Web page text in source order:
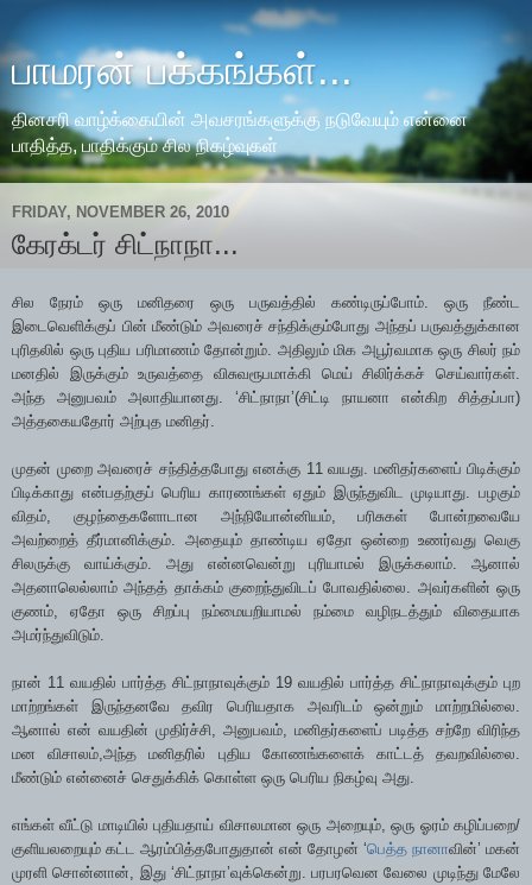
பாமரன் பக்கங்கள்...
தினசரி வாழ்க்கையின் அவசரங்களுக்கு நடுவேயும் என்னை
பாதித்த, பாதிக்கும் சில நிகழ்வுகள்
FRIDAY, NOVEMBER 26, 2010
கேரக்டர் சிட்நாநா...
சில நேரம் ஒரு மனிதரை ஒரு பருவத்தில் கண்டிருப்போம். ஒரு நீண்ட
இடைவெளிக்குப் பின் மீண்டும் அவரைச் சந்திக்கும்போது அந்தப் பருவத்துக்கான
புரிதலில் ஒரு புதிய பரிமாணம் தோன்றும். அதிலும் மிக அபூர்வமாக ஒரு சிலர் நம்
மனதில் இருக்கும் உருவத்தை விசுவரூபமாக்கி மெய் சிலிர்க்கச் செய்வார்கள்.
அந்த அனுபவம் அலாதியானது. ‘சிட்நாநா’(சிட்டி நாயனா என்கிற சித்தப்பா)
அத்தகையதோர் அற்புத மனிதர்.
முதன் முறை அவரைச் சந்தித்தபோது எனக்கு 11 வயது. மனிதர்களைப் பிடிக்கும்
பிடிக்காது என்பதற்குப் பெரிய காரணங்கள் ஏதும் இருந்துவிட முடியாது. பழகும்
விதம், குழந்தைகளோடான அந்நியோன்னியம், பரிசுகள் போன்றவையே
அவற்றைத் தீர்மானிக்கும். அதையும் தாண்டிய ஏதோ ஒன்றை உணர்வது வெகு
சிலருக்கு வாய்க்கும். அது என்னவென்று புரியாமல் இருக்கலாம். ஆனால்
அதனாலெல்லாம் அந்தத் தாக்கம் குறைந்துவிடப் போவதில்லை. அவர்களின் ஒரு
குணம், ஏதோ ஒரு சிறப்பு நம்மையறியாமல் நம்மை வழிநடத்தும் விதையாக
அமர்ந்துவிடும்.
நான் 11 வயதில் பார்த்த சிட்நாநாவுக்கும் 19 வயதில் பார்த்த சிட்நாநாவுக்கும் புற
மாற்றங்கள் இருந்தனவே தவிர பெரியதாக அவரிடம் ஒன்றும் மாற்றமில்லை.
ஆனால் என் வயதின் முதிர்ச்சி, அனுபவம், மனிதர்களைப் படித்த சற்றே விரிந்த
மன விசாலம்,அந்த மனிதரில் புதிய கோணங்களைக் காட்டத் தவறவில்லை.
மீண்டும் என்னைச் செதுக்கிக் கொள்ள ஒரு பெரிய நிகழ்வு அது.
எங்கள் வீட்டு மாடியில் புதியதாய் விசாலமான ஒரு அறையும், ஒரு ஓரம் கழிப்பறை/
குளியலறையும் கட்ட ஆரம்பித்தபோதுதான் என் தோழன் ‘பெத்த நானாவின்’ மகன்
முரளி சொன்னான், இது ‘சிட்நாநா’வுக்கென்று. பரபரவென வேலை முடிந்து மேலே